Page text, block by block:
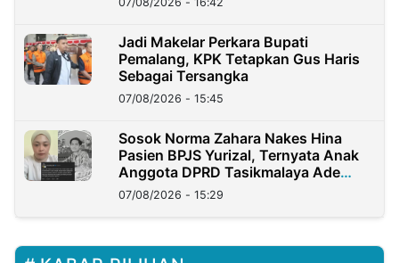
Jadi Makelar Perkara Bupati
Pemalang, KPK Tetapkan Gus Haris
Sebagai Tersangka
07/08/2026 - 15:45
Sosok Norma Zahara Nakes Hina
Pasien BPJS Yurizal, Ternyata Anak
Anggota DPRD Tasikmalaya Ade
Lukman
07/08/2026 - 15:29